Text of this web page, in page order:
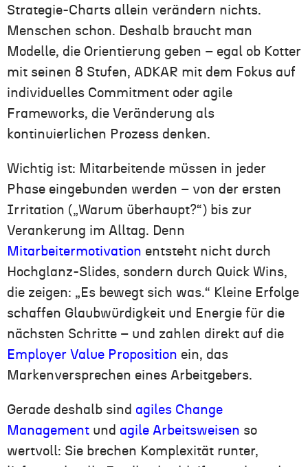
Strategie-Charts allein verändern nichts.
Menschen schon. Deshalb braucht man
Modelle, die Orientierung geben – egal ob Kotter
mit seinen 8 Stufen, ADKAR mit dem Fokus auf
individuelles Commitment oder agile
Frameworks, die Veränderung als
kontinuierlichen Prozess denken.
Wichtig ist: Mitarbeitende müssen in jeder
Phase eingebunden werden – von der ersten
Irritation („Warum überhaupt?“) bis zur
Verankerung im Alltag. Denn
Mitarbeitermotivation entsteht nicht durch
Hochglanz-Slides, sondern durch Quick Wins,
die zeigen: „Es bewegt sich was.“ Kleine Erfolge
schaffen Glaubwürdigkeit und Energie für die
nächsten Schritte – und zahlen direkt auf die
Employer Value Proposition ein, das
Markenversprechen eines Arbeitgebers.
Gerade deshalb sind agiles Change
Management und agile Arbeitsweisen so
wertvoll: Sie brechen Komplexität runter,